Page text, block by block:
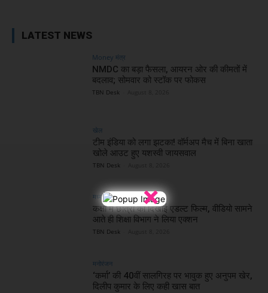
×
LATEST NEWS
Money मंत्र
NMDC का बड़ा फैसला, आयरन ओर की कीमतों में
बदलाव; सोमवार को स्टॉक पर फोकस
TBN Desk
खेल
टीम इंडिया को लगा झटका! वॉर्मअप मैच में बिना खाता
खोले आउट हुए यशस्वी जायसवाल
TBN Desk
मध्य प्रदेश
कक्षा में छात्रों को दिखाई एडल्ट फिल्म, वीडियो सामने
आते ही शिक्षा विभाग ने लिया एक्शन
TBN Desk
मनोरंजन
‘कर्मा’ की 40वीं सालगिरह पर भावुक हुए अनुपम खेर,
दिलीप कुमार के लिए कही खास बात